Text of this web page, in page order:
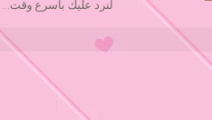
لنرد عليك بأسرع